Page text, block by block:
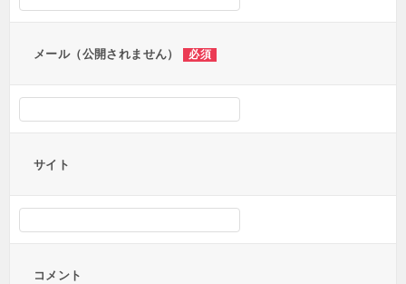
メール（公開されません） 必須
サイト
コメント